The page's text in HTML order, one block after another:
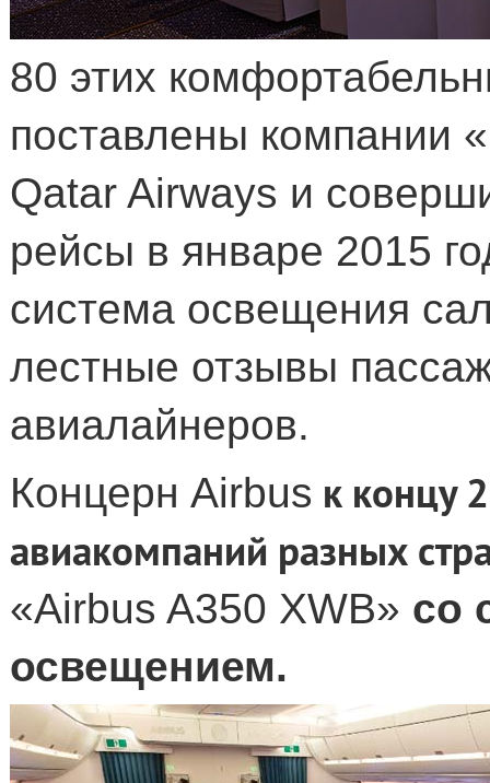
80 этих
поставлены компании
Qatar Airways и
рейсы в январе 2015
система освещения
лестные отзывы
авиалайнеров.
Концерн Airbus к концу
авиакомпаний разных
«Airbus A350 XWB» со
освещением.